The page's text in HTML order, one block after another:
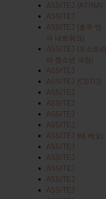
ASSITEJ (ATINA)
ASSITEJ
ASSITEJ (호주 연
극 네트워크)
ASSITEJ (오스트리
아 청소년 극장)
ASSITEJ
ASSITEJ (CBTIJ)
ASSITEJ
ASSITEJ
ASSITEJ
ASSITEJ
ASSITEJ (테 베오)
ASSITEJ
ASSITEJ
ASSITEJ
ASSITEJ
ASSITEJ